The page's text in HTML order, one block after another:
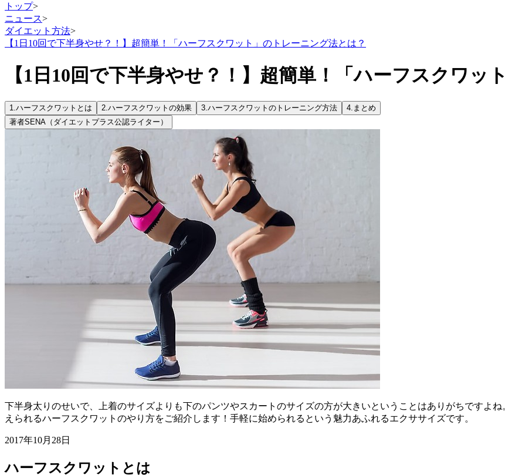
トップ>
ニュース>
ダイエット方法>
【1日10回で下半身やせ？！】超簡単！「ハーフスクワット」のトレーニング法とは？
【1日10回で下半身やせ？！】超簡単！「ハーフスクワッ
1.ハーフスクワットとは 2.ハーフスクワットの効果 3.ハーフスクワットのトレーニング方法 4. まとめ
著者SENA（ダイエットプラス公認ライター）
下半身太りのせいで、上着のサイズよりも下のパンツやスカートのサイズの方が大きいということはありがちですよ
えられるハーフスクワットのやり方をご紹介します！手軽に始められるという魅力あふれるエクササイズです。
2017年10月28日
ハーフスクワットとは